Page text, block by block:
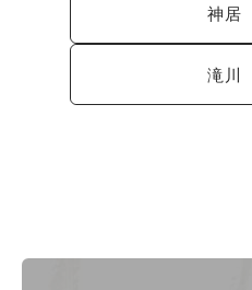
神居
滝川